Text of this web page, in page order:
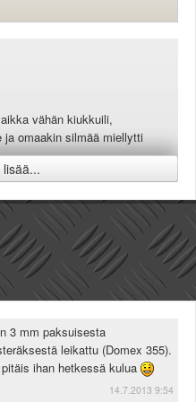
lisää...
vähän kiukkuili,
omaakin silmää miellytti
3 mm paksuisesta
leikattu (Domex 355).
ihan hetkessä kulua
14.7.2013 9:54